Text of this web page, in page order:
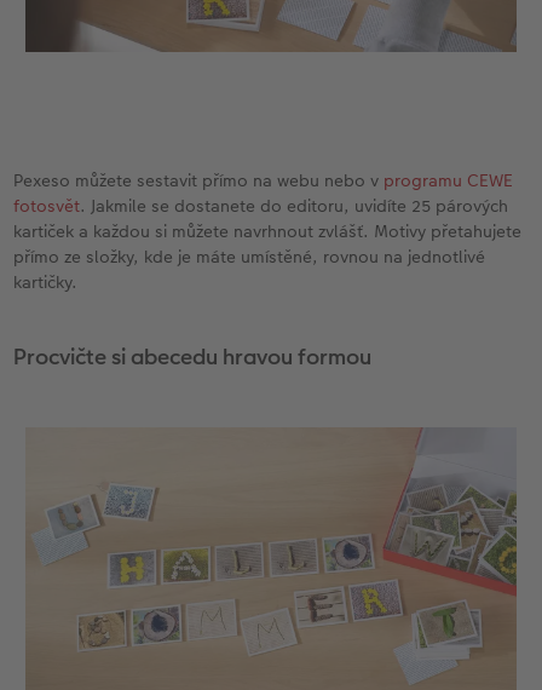
Pexeso můžete sestavit přímo na webu nebo v programu CEWE
fotosvět. Jakmile se dostanete do editoru, uvidíte 25 párových
kartiček a každou si můžete navrhnout zvlášť. Motivy přetahujete
přímo ze složky, kde je máte umístěné, rovnou na jednotlivé
kartičky.
Procvičte si abecedu hravou formou